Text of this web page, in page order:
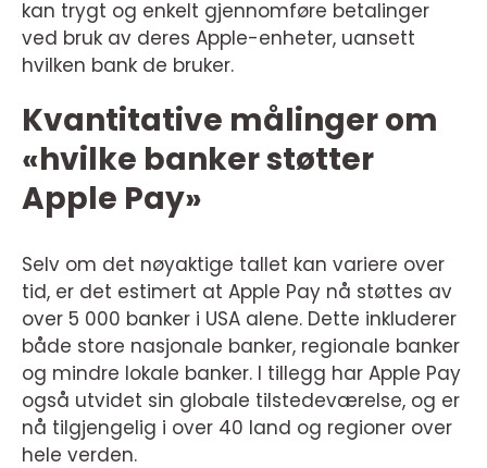
kan trygt og enkelt gjennomføre betalinger
ved bruk av deres Apple-enheter, uansett
hvilken bank de bruker.
Kvantitative målinger om
«hvilke banker støtter
Apple Pay»
Selv om det nøyaktige tallet kan variere over
tid, er det estimert at Apple Pay nå støttes av
over 5 000 banker i USA alene. Dette inkluderer
både store nasjonale banker, regionale banker
og mindre lokale banker. I tillegg har Apple Pay
også utvidet sin globale tilstedeværelse, og er
nå tilgjengelig i over 40 land og regioner over
hele verden.